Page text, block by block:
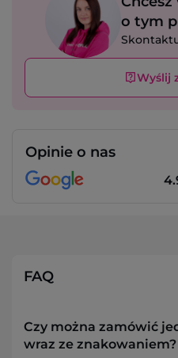
o tym
Wyślij
Opinie o nas
FAQ
Czy można zamówić
wraz ze znakowaniem?